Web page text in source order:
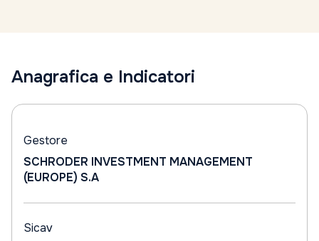
Anagrafica e Indicatori
Gestore
SCHRODER INVESTMENT MANAGEMENT
(EUROPE) S.A
Sicav